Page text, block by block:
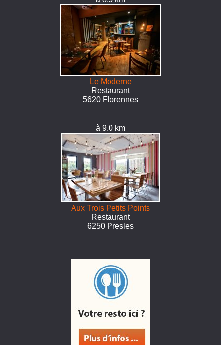
Le Moderne
Restaurant
5620 Florennes
à 9.0 km
Aux Trois Petits Points
Restaurant
6250 Presles